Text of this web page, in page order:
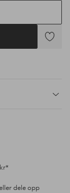
Legg
dele opp